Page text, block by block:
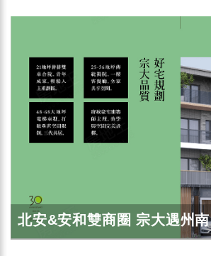
北安&安和雙商圈 宗大遇州南